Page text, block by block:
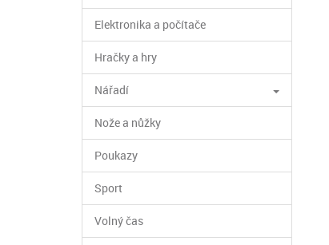
Elektronika a počítače
Hračky a hry
Nářadí
Nože a nůžky
Poukazy
Sport
Volný čas